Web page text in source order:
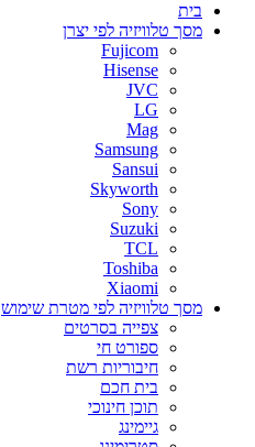
בית
מסך טלוויזיה לפי יצרן
Fujicom
Hisense
JVC
LG
Mag
Samsung
Sansui
Skyworth
Sony
Suzuki
TCL
Toshiba
Xiaomi
מסך טלוויזיה לפי מטרת שימוש
צפייה בסרטים
ספורט חי
חיבוריות רשת
בית חכם
תוכן חינוכי
גיימינג